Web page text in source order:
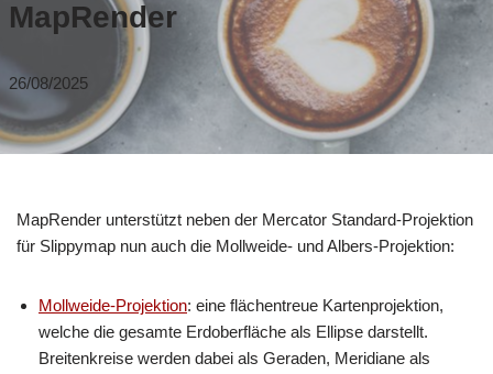
MapRender
26/08/2025
MapRender unterstützt neben der Mercator Standard-Projektion
für Slippymap nun auch die Mollweide- und Albers-Projektion:
Mollweide-Projektion: eine flächentreue Kartenprojektion,
welche die gesamte Erdoberfläche als Ellipse darstellt.
Breitenkreise werden dabei als Geraden, Meridiane als